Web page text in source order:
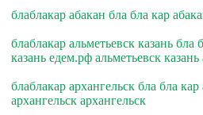
блаблакар абакан бла бла кар
блаблакар альметьевск казань бла
казань едем.рф альметьевск казань
блаблакар архангельск бла бла
архангельск архангельск